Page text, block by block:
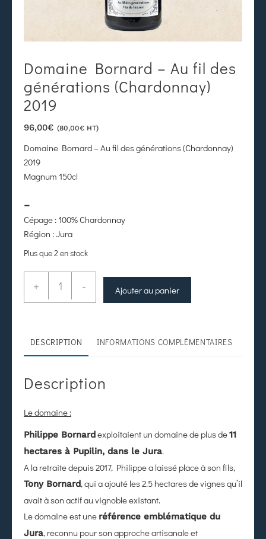
Domaine Bornard – Au fil des
générations (Chardonnay)
2019
96,00€ (80,00€ HT)
Domaine Bornard – Au fil des générations (Chardonnay)
2019
Magnum 150cl
–
Cépage : 100% Chardonnay
Région : Jura
Plus que 2 en stock
+ - Ajouter au panier
DESCRIPTION INFORMATIONS COMPLÉMENTAIRES
Description
Le domaine :
Philippe Bornardexploitaient un domaine de plus de11
hectares à Pupilin, dans le Jura.
A la retraite depuis 2017, Philippe a laissé place à son fils,
Tony Bornard, qui a ajouté les 2.5 hectares de vignes qu’il
avait à son actif au vignoble existant.
Le domaine est une référence emblématique du
Jura, reconnu pour son approche artisanale et